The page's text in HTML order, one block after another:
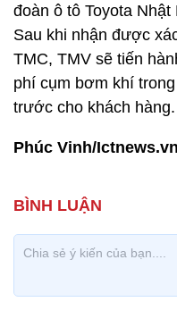
đoàn ô tô Toyota
Sau khi nhận được
TMC, TMV sẽ tiến
phí cụm bơm khí
trước cho khách hàng.
Phúc Vinh/Ictnews.vn